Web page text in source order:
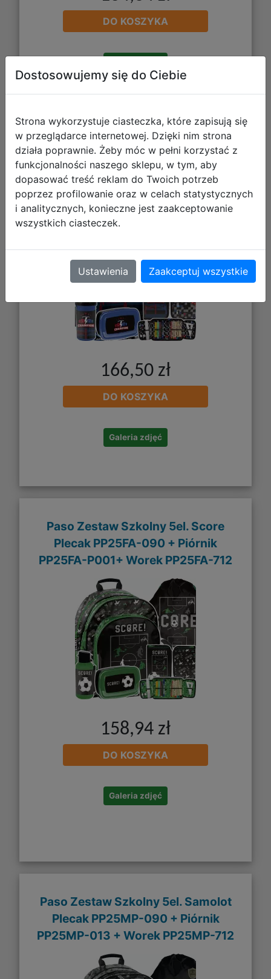
DO KOSZYKA
Paso Zestaw Szkolny 5el. Rękawice
Bokserskie Plecak PP25BX-260 +
Piórnik PP25BX-P001 + Worek
PP25BX-712
166,50 zł
DO KOSZYKA
Galeria zdjęć
Paso Zestaw Szkolny 5el. Score
Plecak PP25FA-090 + Piórnik
PP25FA-P001+ Worek PP25FA-712
158,94 zł
DO KOSZYKA
Galeria zdjęć
Paso Zestaw Szkolny 5el. Samolot
Plecak PP25MP-090 + Piórnik
PP25MP-013 + Worek PP25MP-712
Dostosowujemy się do Ciebie
Strona wykorzystuje ciasteczka, które zapisują się
w przeglądarce internetowej. Dzięki nim strona
działa poprawnie. Żeby móc w pełni korzystać z
funkcjonalności naszego sklepu, w tym, aby
dopasować treść reklam do Twoich potrzeb
poprzez profilowanie oraz w celach statystycznych
i analitycznych, konieczne jest zaakceptowanie
wszystkich ciasteczek.
Ustawienia Zaakceptuj wszystkie